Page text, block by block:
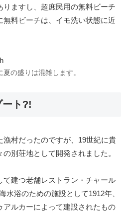
りますし、超庶民用の無料ビーチ
無料ビーチは、イモ洗い状態に近
夏の盛りは混雑します。
ート?!
漁村だったのですが、19世紀に貴
別荘地として開発されました。
て建つ老舗レストラン・チャール
水浴のための施設として1912年、
アルカーによって建設されたもの